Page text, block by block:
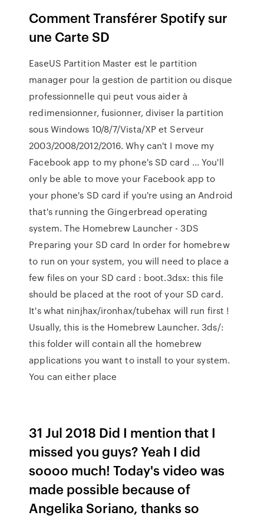
Comment Transférer Spotify sur
une Carte SD
EaseUS Partition Master est le partition
manager pour la gestion de partition ou disque
professionnelle qui peut vous aider à
redimensionner, fusionner, diviser la partition
sous Windows 10/8/7/Vista/XP et Serveur
2003/2008/2012/2016. Why can't I move my
Facebook app to my phone's SD card ... You'll
only be able to move your Facebook app to
your phone's SD card if you're using an Android
that's running the Gingerbread operating
system. The Homebrew Launcher - 3DS
Preparing your SD card In order for homebrew
to run on your system, you will need to place a
few files on your SD card : boot.3dsx: this file
should be placed at the root of your SD card.
It's what ninjhax/ironhax/tubehax will run first !
Usually, this is the Homebrew Launcher. 3ds/:
this folder will contain all the homebrew
applications you want to install to your system.
You can either place
31 Jul 2018 Did I mention that I
missed you guys? Yeah I did
soooo much! Today's video was
made possible because of
Angelika Soriano, thanks so